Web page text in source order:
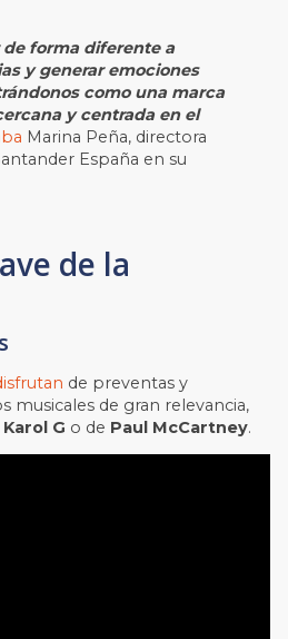
de forma diferente a
y generar emociones
como una marca
y centrada en el
Marina Peña, directora
España en su
de la
de preventas y
musicales de gran relevancia,
Karol G o de Paul McCartney.